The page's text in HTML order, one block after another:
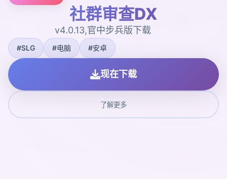
社群审查DX
v4.0.13,官中步兵版下载
#SLG #电脑 #安卓
现在下载
了解更多